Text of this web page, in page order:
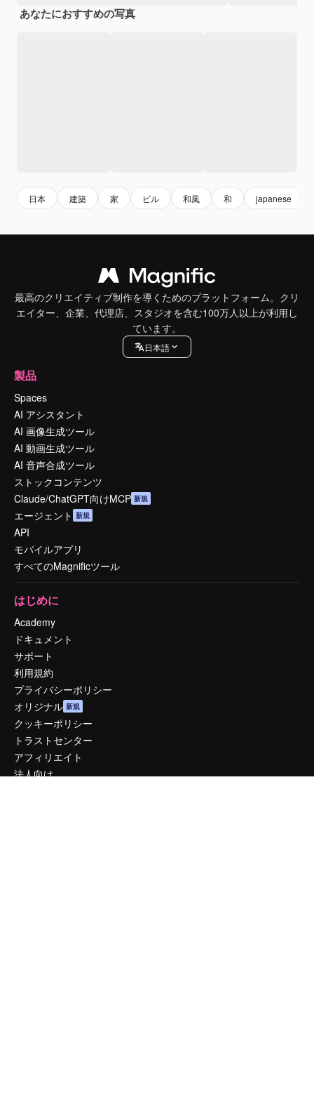
あなたにおすすめの写真
日本 建築 家 ビル 和風 和 japanese
最高のクリエイティブ制作を導くためのプラットフォーム。クリ
エイター、企業、代理店、スタジオを含む100万人以上が利用し
ています。
日本語
製品
Spaces
AI アシスタント
AI 画像生成ツール
AI 動画生成ツール
AI 音声合成ツール
ストックコンテンツ
Claude/ChatGPT向けMCP 新規
エージェント 新規
API
モバイルアプリ
すべてのMagnificツール
はじめに
Academy
ドキュメント
サポート
利用規約
プライバシーポリシー
オリジナル 新規
クッキーポリシー
トラストセンター
アフィリエイト
法人向け